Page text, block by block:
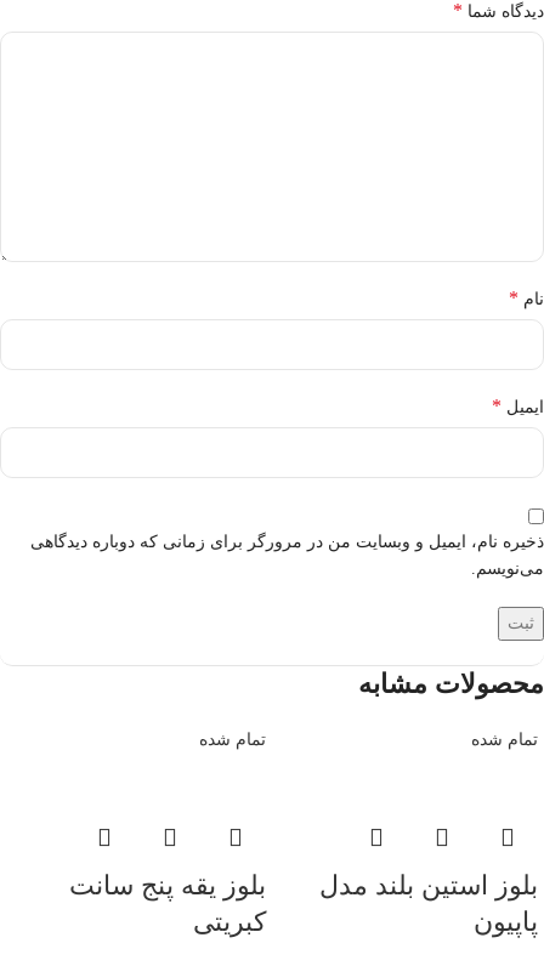
دیدگاه شما *
نام *
ایمیل *
ذخیره نام، ایمیل و وبسایت من در مرورگر برای زمانی که دوباره دیدگاهی
می‌نویسم.
محصولات مشابه
تمام شده
بلوز استین بلند مدل
پاپیون
تمام شده
بلوز یقه پنج سانت
کبریتی